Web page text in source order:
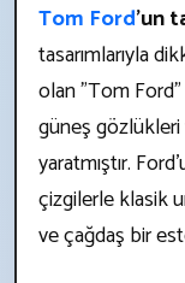
Tom Ford'un
tasarımlarıyla
olan "Tom
güneş gözlükleri
yaratmıştır.
çizgilerle klasik
ve çağdaş bir